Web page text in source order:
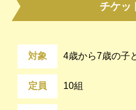
チケッ
対象 4歳から7歳の子
定員 10組